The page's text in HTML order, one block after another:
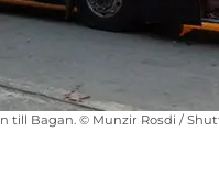
till Bagan. © Munzir Rosdi /